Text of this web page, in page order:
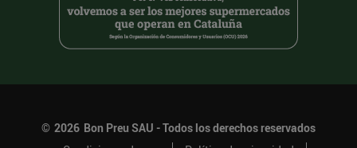
© 2026 Bon Preu SAU - Todos los derechos reservados